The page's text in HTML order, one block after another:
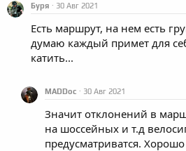
Буря 30 Авг 2021
Есть маршрут, на нем есть
думаю каждый примет для
катить...
MADDoc 30 Авг 2021
Значит отклонений в
на шоссейных и т.д
предусматриватся. Хорошо